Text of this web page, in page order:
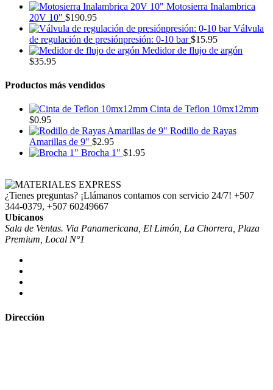
Motosierra Inalambrica
20V 10" $190.95
Válvula
de regulación de presiónpresión: 0-10 bar $15.95
Medidor de flujo de argón
$35.95
Productos más vendidos
Cinta de Teflon 10mx12mm
$0.95
Rodillo de Rayas
Amarillas de 9" $2.95
Brocha 1" $1.95
¿Tienes preguntas? ¡Llámanos contamos con servicio 24/7! +507
344-0379, +507 60249667
Ubícanos
Sala de Ventas. Via Panamericana, El Limón, La Chorrera, Plaza
Premium, Local N°1
Dirección